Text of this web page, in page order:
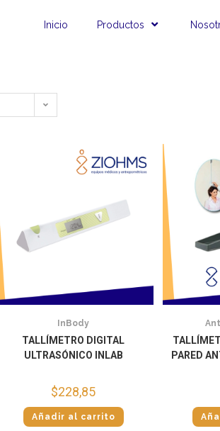
Inicio Productos
InBody
TALLÍMETRO DIGITAL
ULTRASÓNICO INLAB
$228,85
Añadir al carrito
PARED